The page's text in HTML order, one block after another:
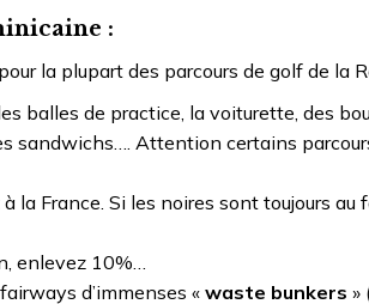
:
la plupart des parcours de golf de la
balles de practice, la voiturette, des
sandwichs…. Attention certains
la France. Si les noires sont toujours au
enlevez 10%…
d’immenses « waste bunkers »